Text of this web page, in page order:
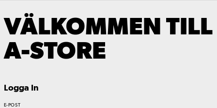
VÄLKOMMEN TILL
A-STORE
Logga In
E-POST